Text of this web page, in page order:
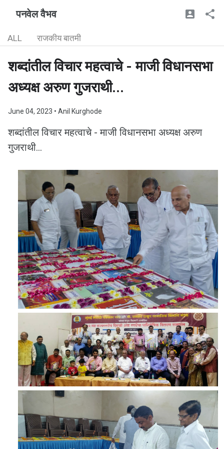
पनवेल वैभव
ALL राजकीय बातमी
शब्दांतील विचार महत्वाचे - माजी विधानसभा
अध्यक्ष अरुण गुजराथी...
June 04, 2023 • Anil Kurghode
शब्दांतील विचार महत्वाचे - माजी विधानसभा अध्यक्ष अरुण
गुजराथी...